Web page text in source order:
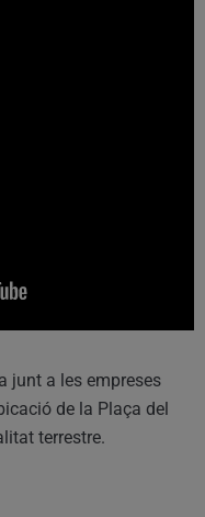
junt a les empreses
de la Plaça del
terrestre.